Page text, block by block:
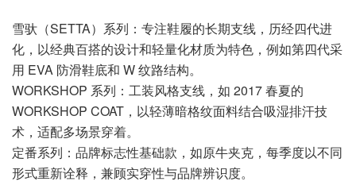
雪驮（SETTA）系列：专注鞋履的长期支线，历经四代进
化，以经典百搭的设计和轻量化材质为特色，例如第四代采
用 EVA 防滑鞋底和 W 纹路结构。
WORKSHOP 系列：工装风格支线，如 2017 春夏的
WORKSHOP COAT，以轻薄暗格纹面料结合吸湿排汗技
术，适配多场景穿着。
定番系列：品牌标志性基础款，如原牛夹克，每季度以不同
形式重新诠释，兼顾实穿性与品牌辨识度。